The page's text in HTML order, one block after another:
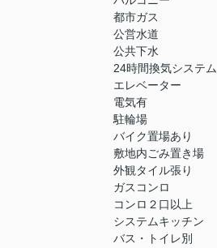
都市ガス
公営水道
公共下水
24時間換気システム
エレベーター
電気有
駐輪場
バイク置場あり
敷地内ごみ置き場
外観タイル張り
ガスコンロ
コンロ２口以上
システムキッチン
バス・トイレ別